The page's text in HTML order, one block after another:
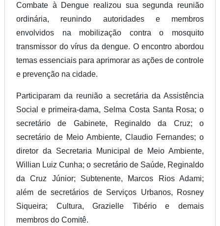
Combate à Dengue realizou sua segunda reunião
ordinária, reunindo autoridades e membros
envolvidos na mobilização contra o mosquito
transmissor do vírus da dengue. O encontro abordou
temas essenciais para aprimorar as ações de controle
e prevenção na cidade.
Participaram da reunião a secretária da Assistência
Social e primeira-dama, Selma Costa Santa Rosa; o
secretário de Gabinete, Reginaldo da Cruz; o
secretário de Meio Ambiente, Claudio Fernandes; o
diretor da Secretaria Municipal de Meio Ambiente,
Willian Luiz Cunha; o secretário de Saúde, Reginaldo
da Cruz Júnior; Subtenente, Marcos Rios Adami;
além de secretários de Serviços Urbanos, Rosney
Siqueira; Cultura, Grazielle Tibério e demais
membros do Comitê.